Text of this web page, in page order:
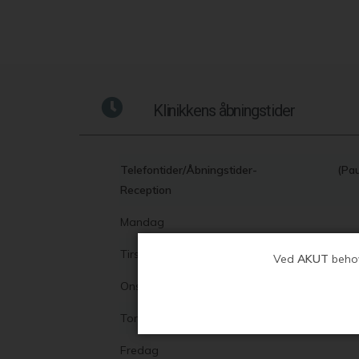
Klinikkens åbningstider
Telefontider/Åbningstider-
Reception
Mandag
Tirsdag
Onsdag
Torsdag
Fredag
Ved AKUT